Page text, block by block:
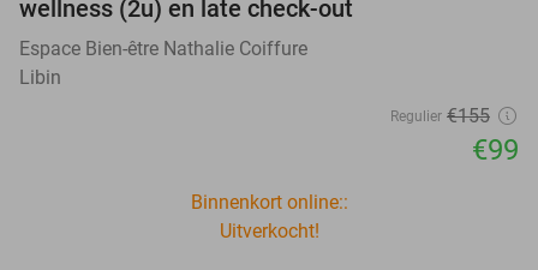
wellness (2u) en late check-out
Espace Bien-être Nathalie Coiffure
Libin
Regulier €155
€99
Binnenkort online::
Uitverkocht!